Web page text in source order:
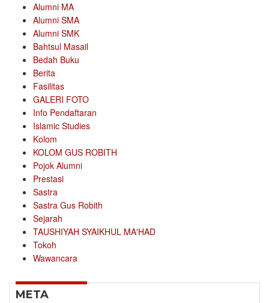
Alumni MA
Alumni SMA
Alumni SMK
Bahtsul Masail
Bedah Buku
Berita
Fasilitas
GALERI FOTO
Info Pendaftaran
Islamic Studies
Kolom
KOLOM GUS ROBITH
Pojok Alumni
Prestasi
Sastra
Sastra Gus Robith
Sejarah
TAUSHIYAH SYAIKHUL MA'HAD
Tokoh
Wawancara
META